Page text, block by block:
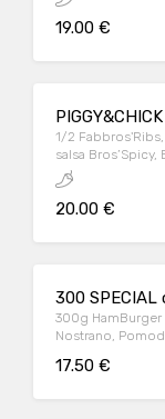
19.00 €
1/2
salsa Bros’Spicy,
20.00 €
300
300g
Nostrano,
17.50 €